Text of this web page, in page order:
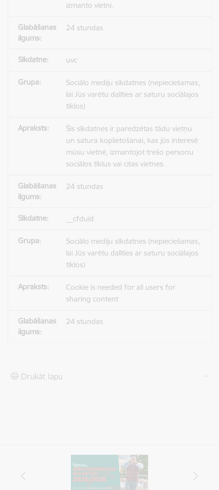
izmanto vietni.
24 stundas
uvc
Sociālo mediju sīkdatnes (nepieciešamas,
lai Jūs varētu dalīties ar saturu sociālajos
tīklos)
Šīs sīkdatnes ir paredzētas tādu vietņu
un satura koplietošanai, kas jūs interesē
mūsu vietnē, izmantojot trešo personu
sociālos tīklus vai citas vietnes.
24 stundas
__cfduid
Sociālo mediju sīkdatnes (nepieciešamas,
lai Jūs varētu dalīties ar saturu sociālajos
tīklos)
Cookie is needed for all users for
sharing content
24 stundas
Drukāt lapu